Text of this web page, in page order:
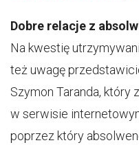
Dobre relacje z
Na kwestię
też uwagę
Szymon Taranda, który
w serwisie
poprzez który